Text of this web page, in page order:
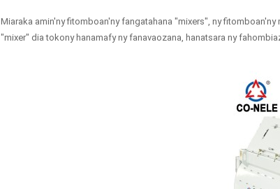
Miaraka amin'ny fitomboan'ny fangatahana "mixers", ny
"mixer" dia tokony hanamafy ny fanavaozana, hanatsara ny